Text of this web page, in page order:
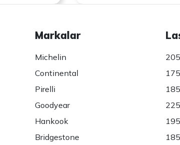
Markalar
Michelin
Continental
Pirelli
Goodyear
Hankook
Bridgestone